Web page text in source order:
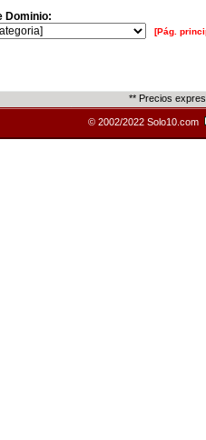
Dominio:
[Pág.
** Precios
© 2002/2022 Solo10.com